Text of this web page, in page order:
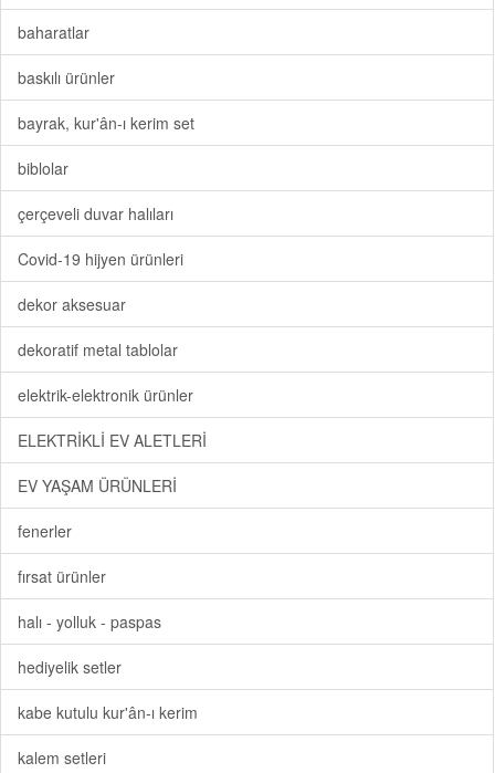
baharatlar
baskılı ürünler
bayrak, kur'ân-ı kerim set
biblolar
çerçeveli duvar halıları
Covid-19 hijyen ürünleri
dekor aksesuar
dekoratif metal tablolar
elektrik-elektronik ürünler
ELEKTRİKLİ EV ALETLERİ
EV YAŞAM ÜRÜNLERİ
fenerler
fırsat ürünler
halı - yolluk - paspas
hediyelik setler
kabe kutulu kur'ân-ı kerim
kalem setleri